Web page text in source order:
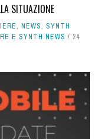
SITUAZIONE
, NEWS, SYNTH
E SYNTH NEWS
24